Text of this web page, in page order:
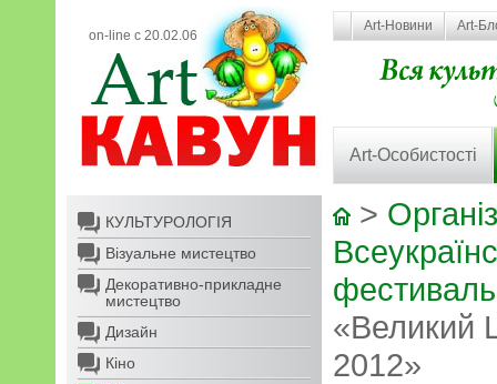
on-line с 20.02.06
Art-Новини Art-
Art-Особистості
КУЛЬТУРОЛОГІЯ
Візуальне мистецтво
Декоративно-прикладне
мистецтво
Дизайн
Кіно
>
«Великий
2012»